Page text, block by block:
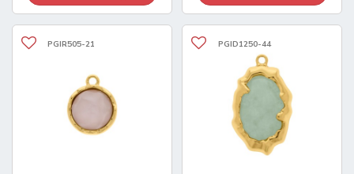
PGIR505-21 PGID1250-44